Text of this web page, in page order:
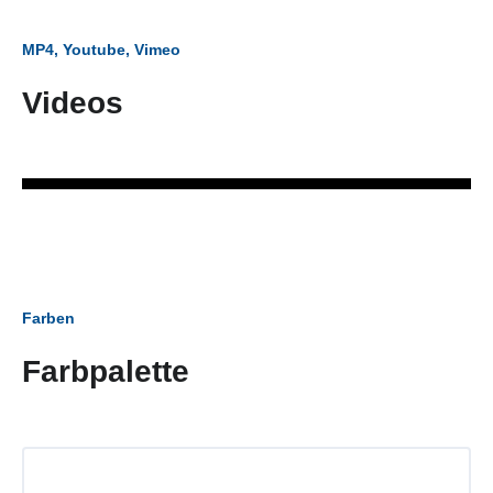
MP4, Youtube, Vimeo
Videos
Farben
Farbpalette